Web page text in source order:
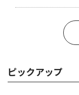
ピックアップ